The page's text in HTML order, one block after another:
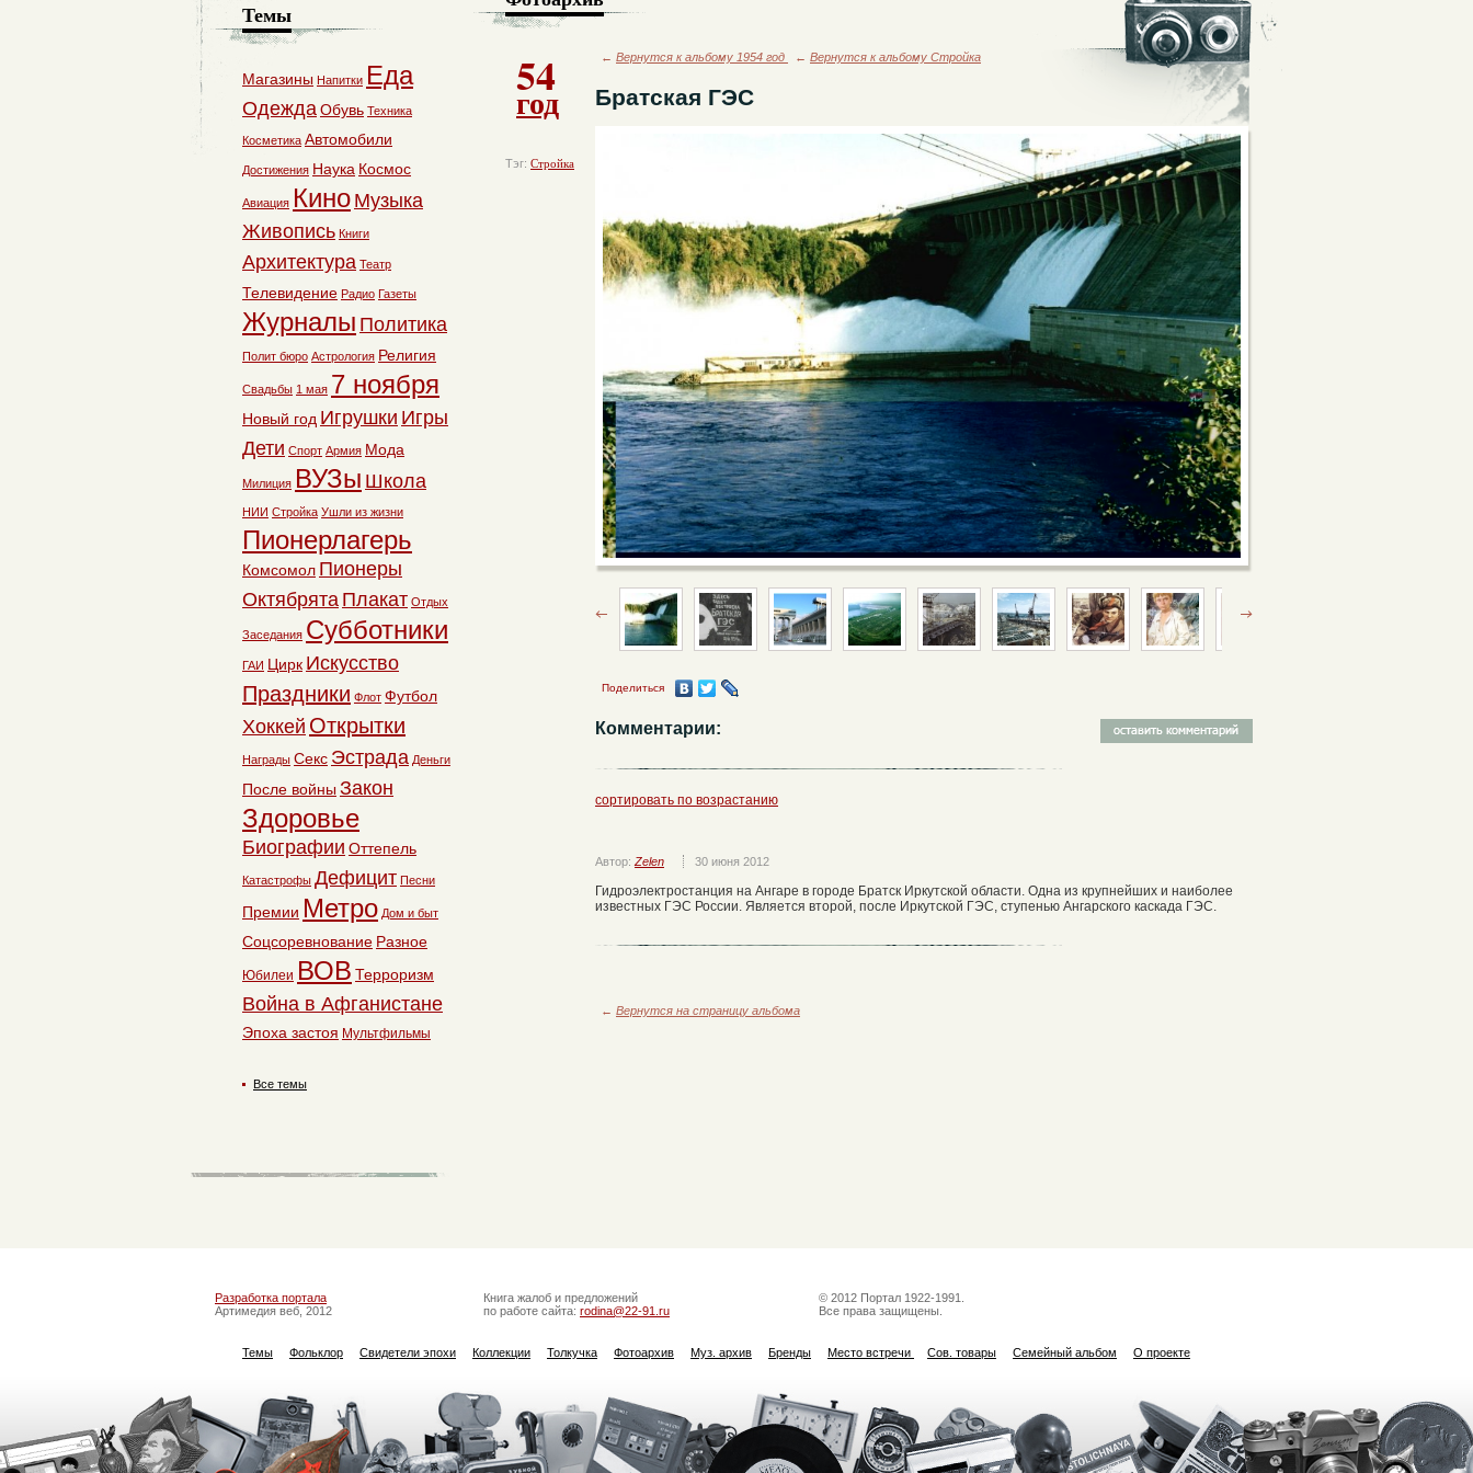
54
год
Тэг: Стройка
← Вернутся к альбому 1954 год ← Вернутся к альбому Стройка
Братская ГЭС
Поделиться
Комментарии:
сортировать по возрастанию
Автор: Zelen 30 июня 2012
Гидроэлектростанция на Ангаре в городе Братск Иркутской области. Одна из крупнейших и наиболее
известных ГЭС России. Является второй, после Иркутской ГЭС, ступенью Ангарского каскада ГЭС.
← Вернутся на страницу альбома
Темы
Магазины Напитки Еда
ОдеждаОбувь Техника
Косметика Автомобили
Достижения Наука Космос
Авиация Кино Музыка
Живопись Книги
Архитектура Театр
Телевидение Радио Газеты
Журналы Политика
Полит бюро Астрология Религия
Свадьбы 1 мая 7 ноября
Новый год Игрушки Игры
Дети Спорт Армия Мода
Милиция ВУЗы Школа
НИИ Стройка Ушли из жизни
Пионерлагерь
Комсомол Пионеры
Октябрята Плакат Отдых
Заседания Субботники
ГАИ Цирк Искусство
Праздники Флот Футбол
Хоккей Открытки
Награды Секс Эстрада Деньги
После войны Закон
Здоровье
Биографии Оттепель
Катастрофы Дефицит Песни
Премии Метро Дом и быт
Соцсоревнование Разное
Юбилеи ВОВ Терроризм
Война в Афганистане
Эпоха застоя Мультфильмы
Все темы
Разработка портала
Артимедия веб, 2012
Книга жалоб и предложений
по работе сайта: rodina@22-91.ru
© 2012 Портал 1922-1991.
Все права защищены.
Темы Фольклор Свидетели эпохи Коллекции Толкучка Фотоархив Муз. архив Бренды Место встречи Сов. товары Семейный альбом О проекте